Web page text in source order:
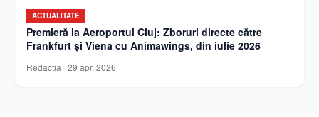
ACTUALITATE
Premieră la Aeroportul Cluj: Zboruri directe către
Frankfurt și Viena cu Animawings, din iulie 2026
Redactia · 29 apr. 2026